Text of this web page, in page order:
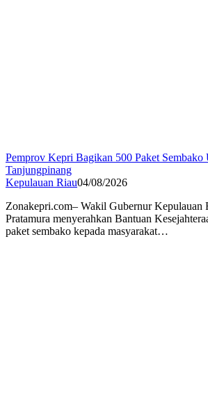
Pemprov Kepri Bagikan 500 Paket Sembako
Tanjungpinang
Kepulauan Riau04/08/2026
Zonakepri.com– Wakil Gubernur Kepulauan
Pratamura menyerahkan Bantuan
paket sembako kepada masyarakat…